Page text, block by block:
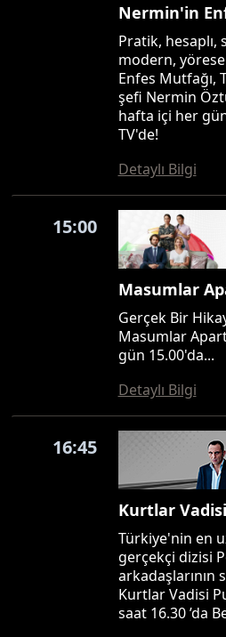
Nermin'in
Pratik, hesaplı,
modern,
Enfes Mutfağı,
şefi Nermin
hafta içi her
TV'de!
Detaylı Bilgi
15:00
Masumlar
Gerçek Bir
Masumlar
gün 15.00'da...
Detaylı Bilgi
16:45
Kurtlar
Türkiye'nin en
gerçekçi dizisi
arkadaşlarının
Kurtlar Vadisi
saat 16.30 ’da